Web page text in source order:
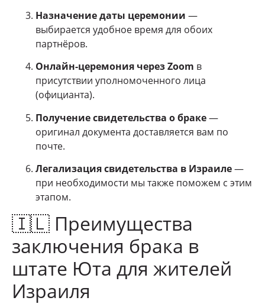
Назначение даты церемонии —
выбирается удобное время для обоих
партнёров.
Онлайн-церемония через Zoom в
присутствии уполномоченного лица
(официанта).
Получение свидетельства о браке—
оригинал документа доставляется вам по
почте.
Легализация свидетельства в Израиле—
при необходимости мы также поможем с этим
этапом.
🇮🇱 Преимущества
заключения брака в
штате Юта для жителей
Израиля